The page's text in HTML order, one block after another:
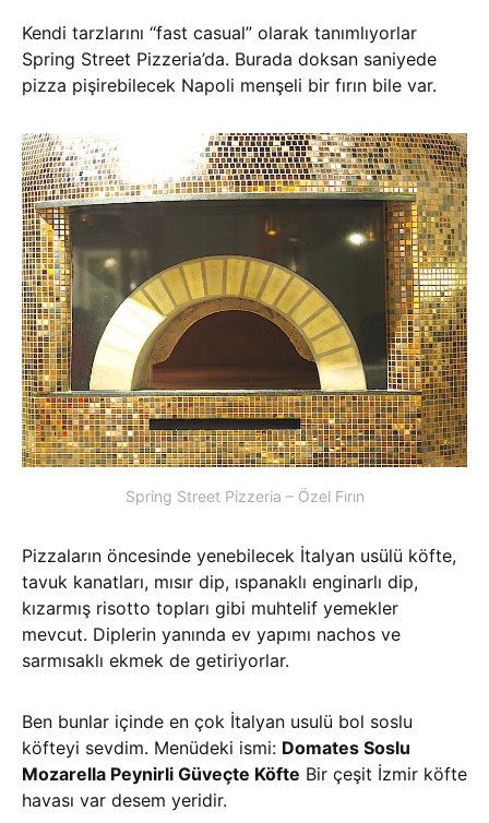
Kendi tarzlarını “fast casual” olarak tanımlıyorlar
Spring Street Pizzeria’da. Burada doksan saniyede
pizza pişirebilecek Napoli menşeli bir fırın bile var.
Spring Street Pizzeria – Özel Fırın
Pizzaların öncesinde yenebilecek İtalyan usülü köfte,
tavuk kanatları, mısır dip, ıspanaklı enginarlı dip,
kızarmış risotto topları gibi muhtelif yemekler
mevcut. Diplerin yanında ev yapımı nachos ve
sarmısaklı ekmek de getiriyorlar.
Ben bunlar içinde en çok İtalyan usulü bol soslu
köfteyi sevdim. Menüdeki ismi: Domates Soslu
Mozarella Peynirli Güveçte Köfte Bir çeşit İzmir köfte
havası var desem yeridir.